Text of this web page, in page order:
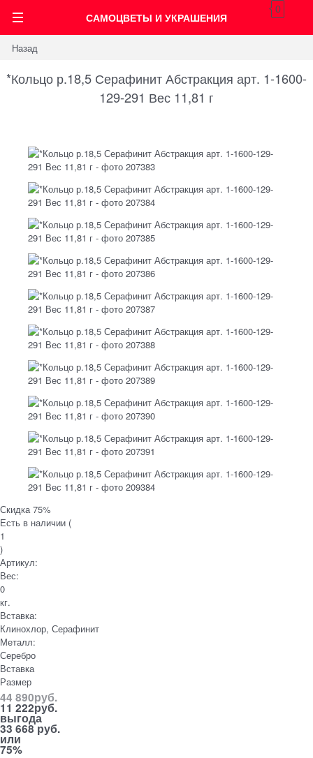
САМОЦВЕТЫ И УКРАШЕНИЯ
0
Назад
*Кольцо р.18,5 Серафинит Абстракция арт. 1-1600-
129-291 Вес 11,81 г
Скидка 75%
Есть в наличии (
1
)
Артикул:
Вес:
0
кг.
Вставка:
Клинохлор, Серафинит
Металл:
Серебро
Вставка
Размер
44 890руб.
11 222руб.
выгода
33 668 руб.
или
75%